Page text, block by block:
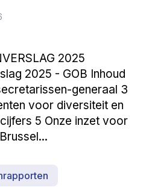
2025
2025 - GOB Inhoud
generaal 3
voor diversiteit en
5 Onze inzet voor